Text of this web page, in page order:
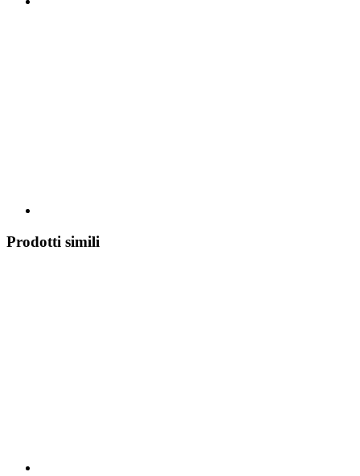
Prodotti simili